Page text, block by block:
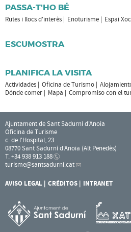
PASSA-T'HO BÉ
Rutes i llocs d'interès Enoturisme Espai
ESCUMOSTRA
PLANIFICA LA VISITA
Actividades Oficina de Turismo
Dónde comer
Mapa Compromiso con el
Ajuntament de Sant Sadurní d'Anoia
Oficina de Turisme
c. de l'Hospital, 23
08770 Sant Sadurní d'Anoia (Alt Penedès)
T. +34 938 913 188
turisme@santsadurni.cat
AVISO LEGAL CRÉDITOS INTRANET